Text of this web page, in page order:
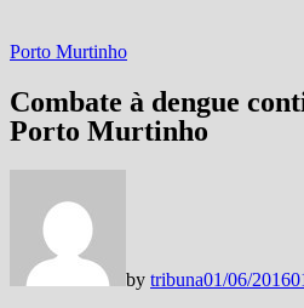
Porto Murtinho
Combate à dengue
Porto Murtinho
by tribuna01/06/2016